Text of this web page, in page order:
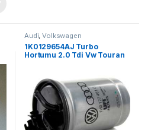
Audi,Volkswagen
1K0129654AJ Turbo
Hortumu 2.0 Tdi Vw Touran